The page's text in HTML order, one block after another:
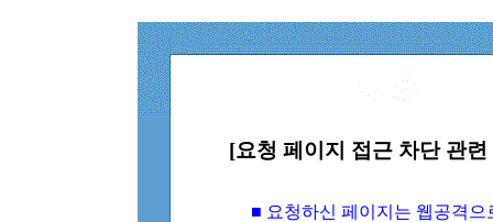
[요청 페이지 접근 차단 관
■ 요청하신 페이지는 웹공격